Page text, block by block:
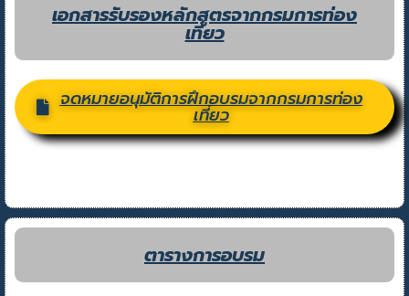
เอกสารรับรองหลักสูตรจากกรมการท่อง
เที่ยว
จดหมายอนุมัติการฝึกอบรมจากกรมการท่อง
เที่ยว
ตารางการอบรม